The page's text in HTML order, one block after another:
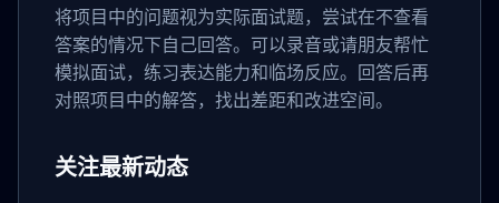
将项目中的问题视为实际面试题，尝试在不查看
答案的情况下自己回答。可以录音或请朋友帮忙
模拟面试，练习表达能力和临场反应。回答后再
对照项目中的解答，找出差距和改进空间。
关注最新动态